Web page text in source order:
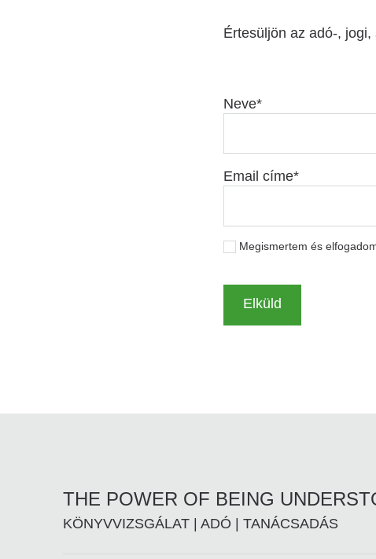
Értesüljön az adó-,
Neve
Email címe
Megismertem és
THE POWER OF BEING
KÖNYVVIZSGÁLAT | ADÓ | TANÁCSADÁS